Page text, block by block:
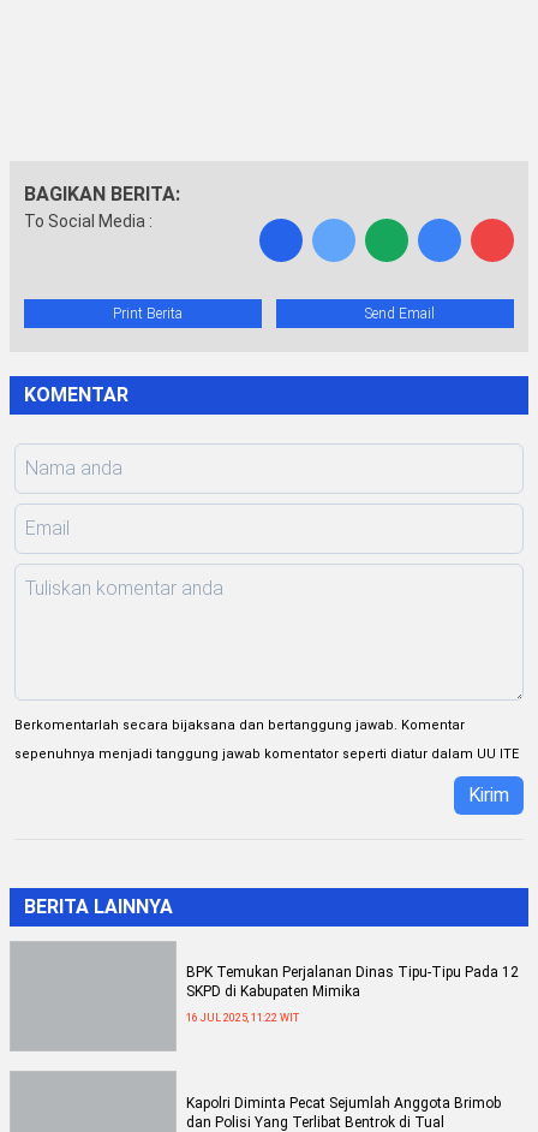
BAGIKAN BERITA:
To Social Media :
Print Berita Send Email
KOMENTAR
Berkomentarlah secara bijaksana dan bertanggung jawab. Komentar
sepenuhnya menjadi tanggung jawab komentator seperti diatur dalam UU ITE
Kirim
BERITA LAINNYA
BPK Temukan Perjalanan Dinas Tipu-Tipu Pada 12
SKPD di Kabupaten Mimika
16 JUL 2025, 11:22 WIT
Kapolri Diminta Pecat Sejumlah Anggota Brimob
dan Polisi Yang Terlibat Bentrok di Tual